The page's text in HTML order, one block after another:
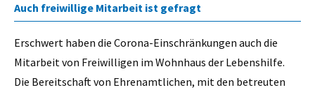
Auch freiwillige Mitarbeit ist gefragt
Erschwert haben die Corona-Einschränkungen auch die
Mitarbeit von Freiwilligen im Wohnhaus der Lebenshilfe.
Die Bereitschaft von Ehrenamtlichen, mit den betreuten